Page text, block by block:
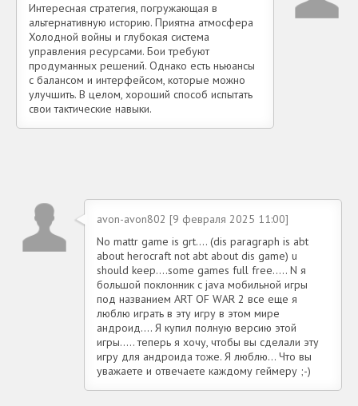
Интересная стратегия, погружающая в
альтернативную историю. Приятна атмосфера
Холодной войны и глубокая система
управления ресурсами. Бои требуют
продуманных решений. Однако есть ньюансы
с балансом и интерфейсом, которые можно
улучшить. В целом, хороший способ испытать
свои тактические навыки.
avon-avon802 [9 февраля 2025 11:00]
No mattr game is grt.... (dis paragraph is abt
about herocraft not abt about dis game) u
should keep....some games full free..... N я
большой поклонник с java мобильной игры
под названием ART OF WAR 2 все еще я
люблю играть в эту игру в этом мире
андроид.... Я купил полную версию этой
игры..... теперь я хочу, чтобы вы сделали эту
игру для андроида тоже. Я люблю... Что вы
уважаете и отвечаете каждому геймеру ;-)